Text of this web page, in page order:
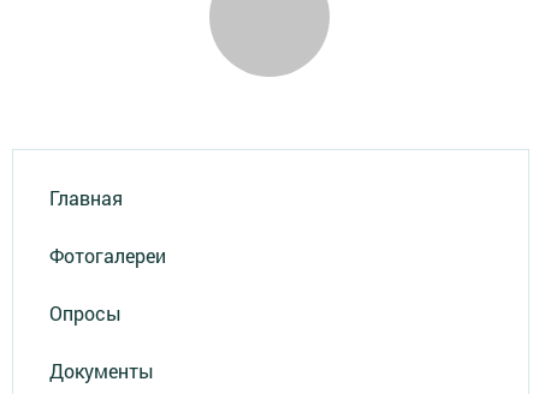
Главная
Фотогалереи
Опросы
Документы